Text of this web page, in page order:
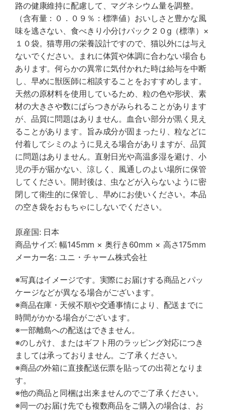
路の健康維持に配慮して、マグネシウム量を調整。
（含有量：０．０９％：標準値）おいしさと豊かな風
味を逃さない、食べきり小分けパック２０g（標準）×
１０袋。猫専用の栄養設計ですので、猫以外には与え
ないでください。まれに体質や体調に合わない場合も
あります。何らかの異常に気付かれた時は給与を中断
し、早めに獣医師に相談することをおすすめします。
天然の原材料を使用しているため、粒の色や形状、素
材の大きさや数にばらつきがみられることがあります
が、品質に問題はありません。血合い部分が黒く見え
ることがあります。旨み成分が固まったり、粒などに
付着してシミのように見える場合がありますが、品質
に問題はありません。直射日光や高温多湿を避け、小
児の手が届かない、涼しく、風通しのよい場所に保管
してください。開封後は、虫などが入らないように密
閉して衛生的に保管し、早めにお使いください。本品
の空き袋をおもちゃにしないでください。
原産国: 日本
商品サイズ: 幅145mm × 奥行き60mm × 高さ175mm
メーカー名: ユニ・チャーム株式会社
※写真はイメージです。実際にお届けする商品とパッ
ケージなどが異なる場合がございます。
※商品在庫・天候不順や交通事情により、配送までに
時間がかかる場合がございます。
※一部離島への配送はできません。
※のしがけ、またはギフト用のラッピング対応につき
ましては承っておりません。ご了承ください。
※商品の外箱に直接配送伝票を貼っての出荷となりま
す。
※他の商品と同梱は出来ませんのでご了承ください。
※同一のお届け先でも複数商品をご購入の場合は、お